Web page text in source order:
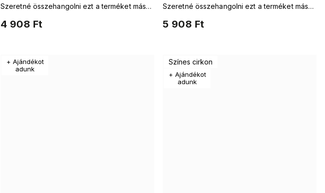
3001485
4 908 Ft
Szeretné összehangolni ezt a terméket más
életfaFülbevalók életfaKarkötők
3001445
5 908 Ft
Szeretné összehangolni ezt a terméket más
Az élet fájaFülbevalók életfaKarkötők
+ Ajándékot
adunk
Színes cirkon
+ Ajándékot
adunk